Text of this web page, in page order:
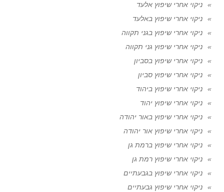
ניקוי אחרי שיפוץ אלעד
ניקוי אחרי שיפוץ באלעד
ניקוי אחרי שיפוץ בגני תקווה
ניקוי אחרי שיפוץ גני תקווה
ניקוי אחרי שיפוץ בסביון
ניקוי אחרי שיפוץ סביון
ניקוי אחרי שיפוץ ביהוד
ניקוי אחרי שיפוץ יהוד
ניקוי אחרי שיפוץ באור יהודה
ניקוי אחרי שיפוץ אור יהודה
ניקוי אחרי שיפוץ ברמת גן
ניקוי אחרי שיפוץ רמת גן
ניקוי אחרי שיפוץ בגבעתיים
ניקוי אחרי שיפוץ גבעתיים